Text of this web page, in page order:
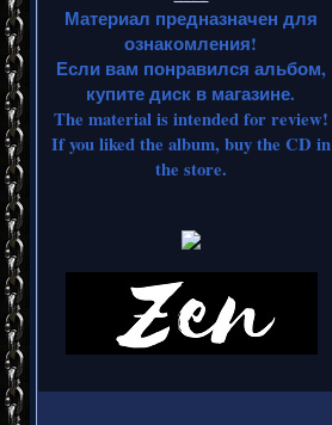
Материал предназначен для
ознакомления!
Если вам понравился альбом,
купите диск в магазине.
The material is intended for review!
If you liked the album, buy the CD in
the store.